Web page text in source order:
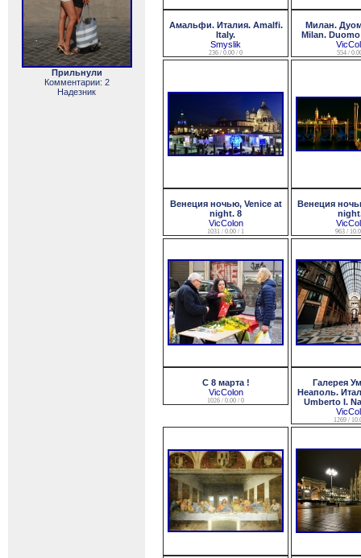
Прильнули
Комментарии: 2
Надезник
Амальфи. Италия. Amalfi.
Italy.
Smyslik
236 / 0.00 / 0
Милан.
Milan.
554 /
Венеция ночью, Venice at
night. 8
VicColon
1031 / 0.00 / 1
Венеция
963 /
С 8 марта !
VicColon
1026 / 0.00 / 0
Галерея
Неаполь.
Umberto I.
1269 /